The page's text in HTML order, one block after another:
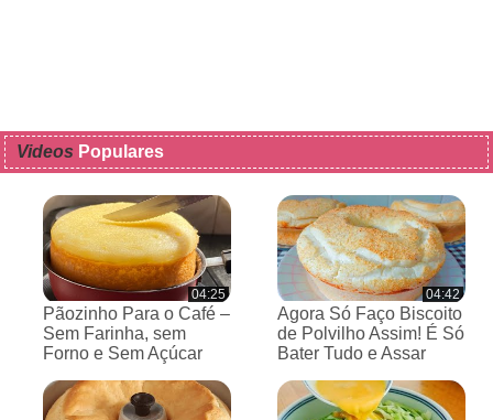
Videos Populares
04:25
Pãozinho Para o Café –
Sem Farinha, sem
Forno e Sem Açúcar
04:42
Agora Só Faço Biscoito
de Polvilho Assim! É Só
Bater Tudo e Assar